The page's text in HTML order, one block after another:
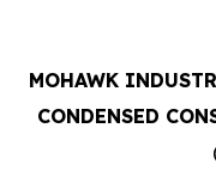
MOHAWK
CONDENSED